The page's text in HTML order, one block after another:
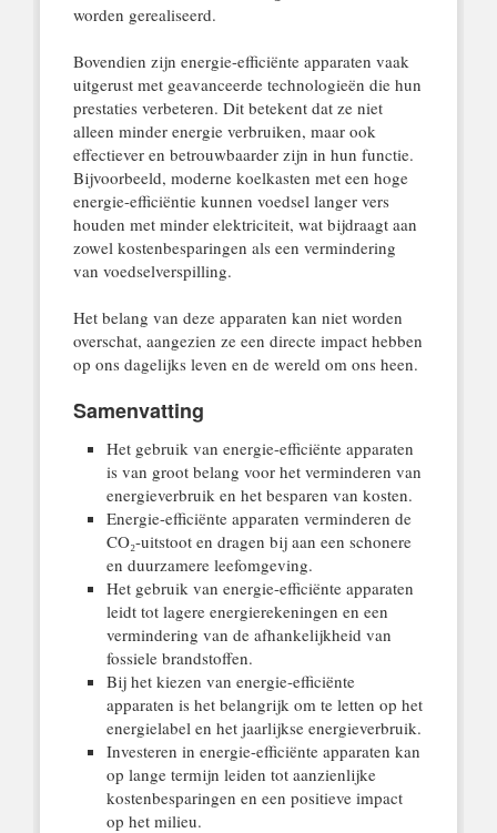
worden gerealiseerd.
Bovendien zijn energie-efficiënte apparaten vaak
uitgerust met geavanceerde technologieën die hun
prestaties verbeteren. Dit betekent dat ze niet
alleen minder energie verbruiken, maar ook
effectiever en betrouwbaarder zijn in hun functie.
Bijvoorbeeld, moderne koelkasten met een hoge
energie-efficiëntie kunnen voedsel langer vers
houden met minder elektriciteit, wat bijdraagt aan
zowel kostenbesparingen als een vermindering
van voedselverspilling.
Het belang van deze apparaten kan niet worden
overschat, aangezien ze een directe impact hebben
op ons dagelijks leven en de wereld om ons heen.
Samenvatting
Het gebruik van energie-efficiënte apparaten
is van groot belang voor het verminderen van
energieverbruik en het besparen van kosten.
Energie-efficiënte apparaten verminderen de
CO₂-uitstoot en dragen bij aan een schonere
en duurzamere leefomgeving.
Het gebruik van energie-efficiënte apparaten
leidt tot lagere energierekeningen en een
vermindering van de afhankelijkheid van
fossiele brandstoffen.
Bij het kiezen van energie-efficiënte
apparaten is het belangrijk om te letten op het
energielabel en het jaarlijkse energieverbruik.
Investeren in energie-efficiënte apparaten kan
op lange termijn leiden tot aanzienlijke
kostenbesparingen en een positieve impact
op het milieu.